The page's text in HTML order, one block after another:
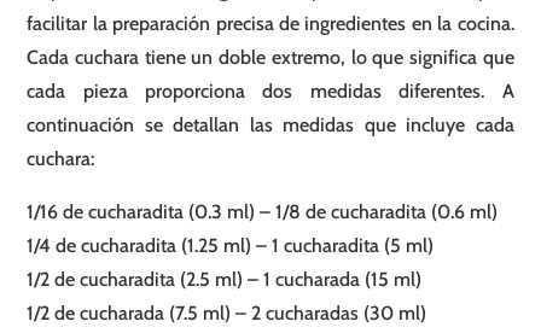
facilitar la preparación precisa de ingredientes en la cocina.
Cada cuchara tiene un doble extremo, lo que significa que
cada pieza proporciona dos medidas diferentes. A
continuación se detallan las medidas que incluye cada
cuchara:
1/16 de cucharadita (0.3 ml) – 1/8 de cucharadita (0.6 ml)
1/4 de cucharadita (1.25 ml) – 1 cucharadita (5 ml)
1/2 de cucharadita (2.5 ml) – 1 cucharada (15 ml)
1/2 de cucharada (7.5 ml) – 2 cucharadas (30 ml)